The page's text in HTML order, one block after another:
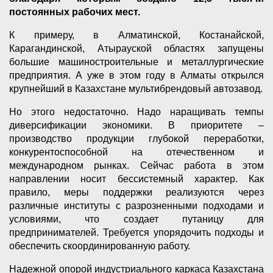
постоянных рабочих мест.
К примеру, в Алматинской, Костанайской,
Карагандинской, Атырауской областях запущены
большие машиностроительные и металлургические
предприятия. А уже в этом году в Алматы открылся
крупнейший в Казахстане мультибрендовый автозавод.
Но этого недостаточно. Надо наращивать темпы
диверсификации экономики. В приоритете –
производство продукции глубокой переработки,
конкурентоспособной на отечественном и
международном рынках. Сейчас работа в этом
направлении носит бессистемный характер. Как
правило, меры поддержки реализуются через
различные институты с разрозненными подходами и
условиями, что создает путаницу для
предпринимателей. Требуется упорядочить подходы и
обеспечить скоординированную работу.
Надежной опорой индустриального каркаса Казахстана